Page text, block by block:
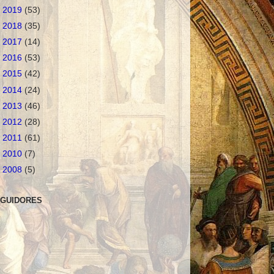
2019 (53)
2018 (35)
2017 (14)
2016 (53)
2015 (42)
2014 (24)
2013 (46)
2012 (28)
2011 (61)
2010 (7)
2008 (5)